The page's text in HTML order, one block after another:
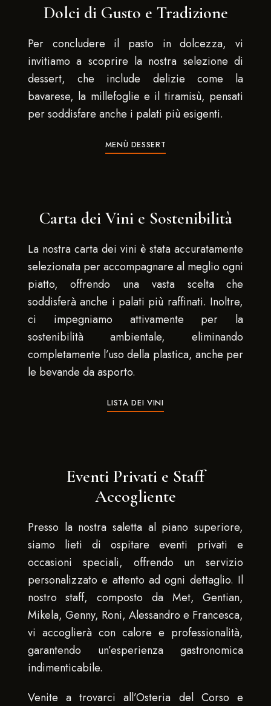
Dolci di Gusto e Tradizione
Per concludere il pasto in dolcezza, vi
invitiamo a scoprire la nostra selezione di
dessert, che include delizie come la
bavarese, la millefoglie e il tiramisù, pensati
per soddisfare anche i palati più esigenti.
MENÙ DESSERT
Carta dei Vini e Sostenibilità
La nostra carta dei vini è stata accuratamente
selezionata per accompagnare al meglio ogni
piatto, offrendo una vasta scelta che
soddisferà anche i palati più raffinati. Inoltre,
ci impegniamo attivamente per la
sostenibilità ambientale, eliminando
completamente l’uso della plastica, anche per
le bevande da asporto.
LISTA DEI VINI
Eventi Privati e Staff
Accogliente
Presso la nostra saletta al piano superiore,
siamo lieti di ospitare eventi privati e
occasioni speciali, offrendo un servizio
personalizzato e attento ad ogni dettaglio. Il
nostro staff, composto da Met, Gentian,
Mikela, Genny, Roni, Alessandro e Francesca,
vi accoglierà con calore e professionalità,
garantendo un’esperienza gastronomica
indimenticabile.
Venite a trovarci all’Osteria del Corso e